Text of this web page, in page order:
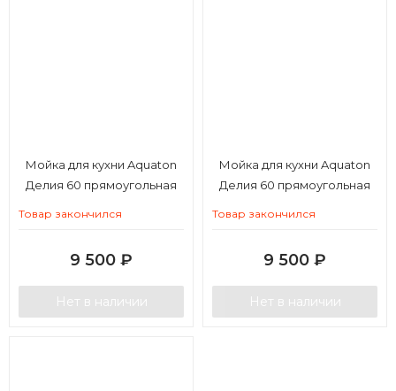
Мойка для кухни Aquaton
Делия 60 прямоугольная
Товар закончился
9 500 ₽
Нет в наличии
Мойка для кухни Aquaton
Делия 60 прямоугольная
Товар закончился
9 500 ₽
Нет в наличии